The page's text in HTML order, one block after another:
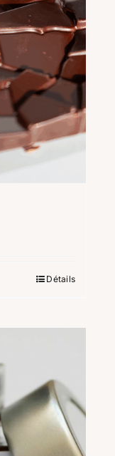
Détails